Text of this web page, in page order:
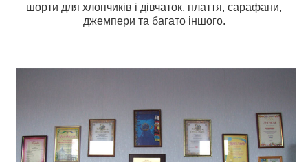
шорти для хлопчиків і дівчаток, плаття, сарафани,
джемпери та багато іншого.